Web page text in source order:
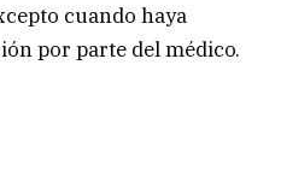
cuando haya
por parte del médico.